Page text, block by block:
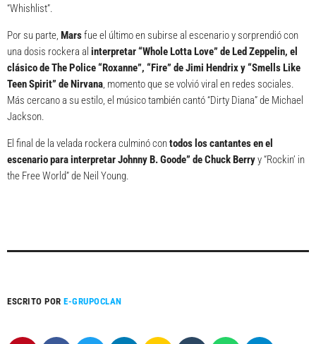
“Whishlist”.
Por su parte, Marsfue el último en subirse al escenario y sorprendió con
una dosis rockera al interpretar “Whole Lotta Love” de Led Zeppelin, el
clásico de The Police “Roxanne”, “Fire” de Jimi Hendrix y “Smells Like
Teen Spirit” de Nirvana, momento que se volvió viral en redes sociales.
Más cercano a su estilo, el músico también cantó “Dirty Diana” de Michael
Jackson.
El final de la velada rockera culminó contodos los cantantes en el
escenario para interpretar Johnny B. Goode” de Chuck Berryy “Rockin’ in
the Free World” de Neil Young.
ESCRITO PORE-GRUPOCLAN